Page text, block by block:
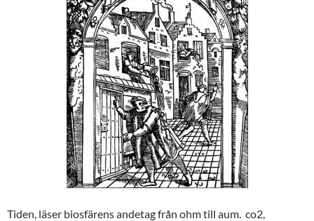
Tiden, läser biosfärens andetag från ohm till aum. co2,